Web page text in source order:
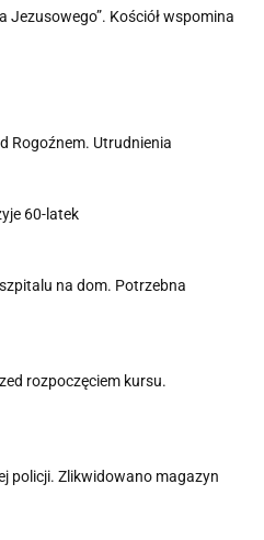
Jezusowego”. Kościół wspomina
Rogoźnem. Utrudnienia
60-latek
na dom. Potrzebna
rozpoczęciem kursu.
policji. Zlikwidowano magazyn